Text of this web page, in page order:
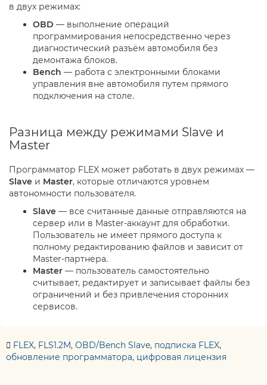
в двух режимах:
OBD — выполнение операций
программирования непосредственно через
диагностический разъём автомобиля без
демонтажа блоков.
Bench — работа с электронными блоками
управления вне автомобиля путем прямого
подключения на столе.
Разница между режимами Slave и
Master
Программатор FLEX может работать в двух режимах —
Slave и Master, которые отличаются уровнем
автономности пользователя.
Slave — все считанные данные отправляются на
сервер или в Master-аккаунт для обработки.
Пользователь не имеет прямого доступа к
полному редактированию файлов и зависит от
Master-партнера.
Master — пользователь самостоятельно
считывает, редактирует и записывает файлы без
ограничений и без привлечения сторонних
сервисов.
FLEX, FLS1.2M, OBD/Bench Slave, подписка FLEX,
обновление программатора, цифровая лицензия